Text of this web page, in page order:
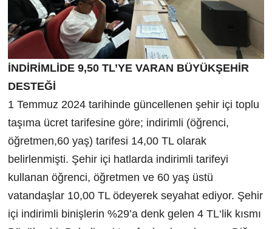
İNDİRİMLİDE 9,50 TL’YE VARAN BÜYÜKŞEHİR
DESTEĞİ
1 Temmuz 2024 tarihinde güncellenen şehir içi toplu
taşıma ücret tarifesine göre; indirimli (öğrenci,
öğretmen,60 yaş) tarifesi 14,00 TL olarak
belirlenmişti. Şehir içi hatlarda indirimli tarifeyi
kullanan öğrenci, öğretmen ve 60 yaş üstü
vatandaşlar 10,00 TL ödeyerek seyahat ediyor. Şehir
içi indirimli binişlerin %29’a denk gelen 4 TL‘lik kısmı